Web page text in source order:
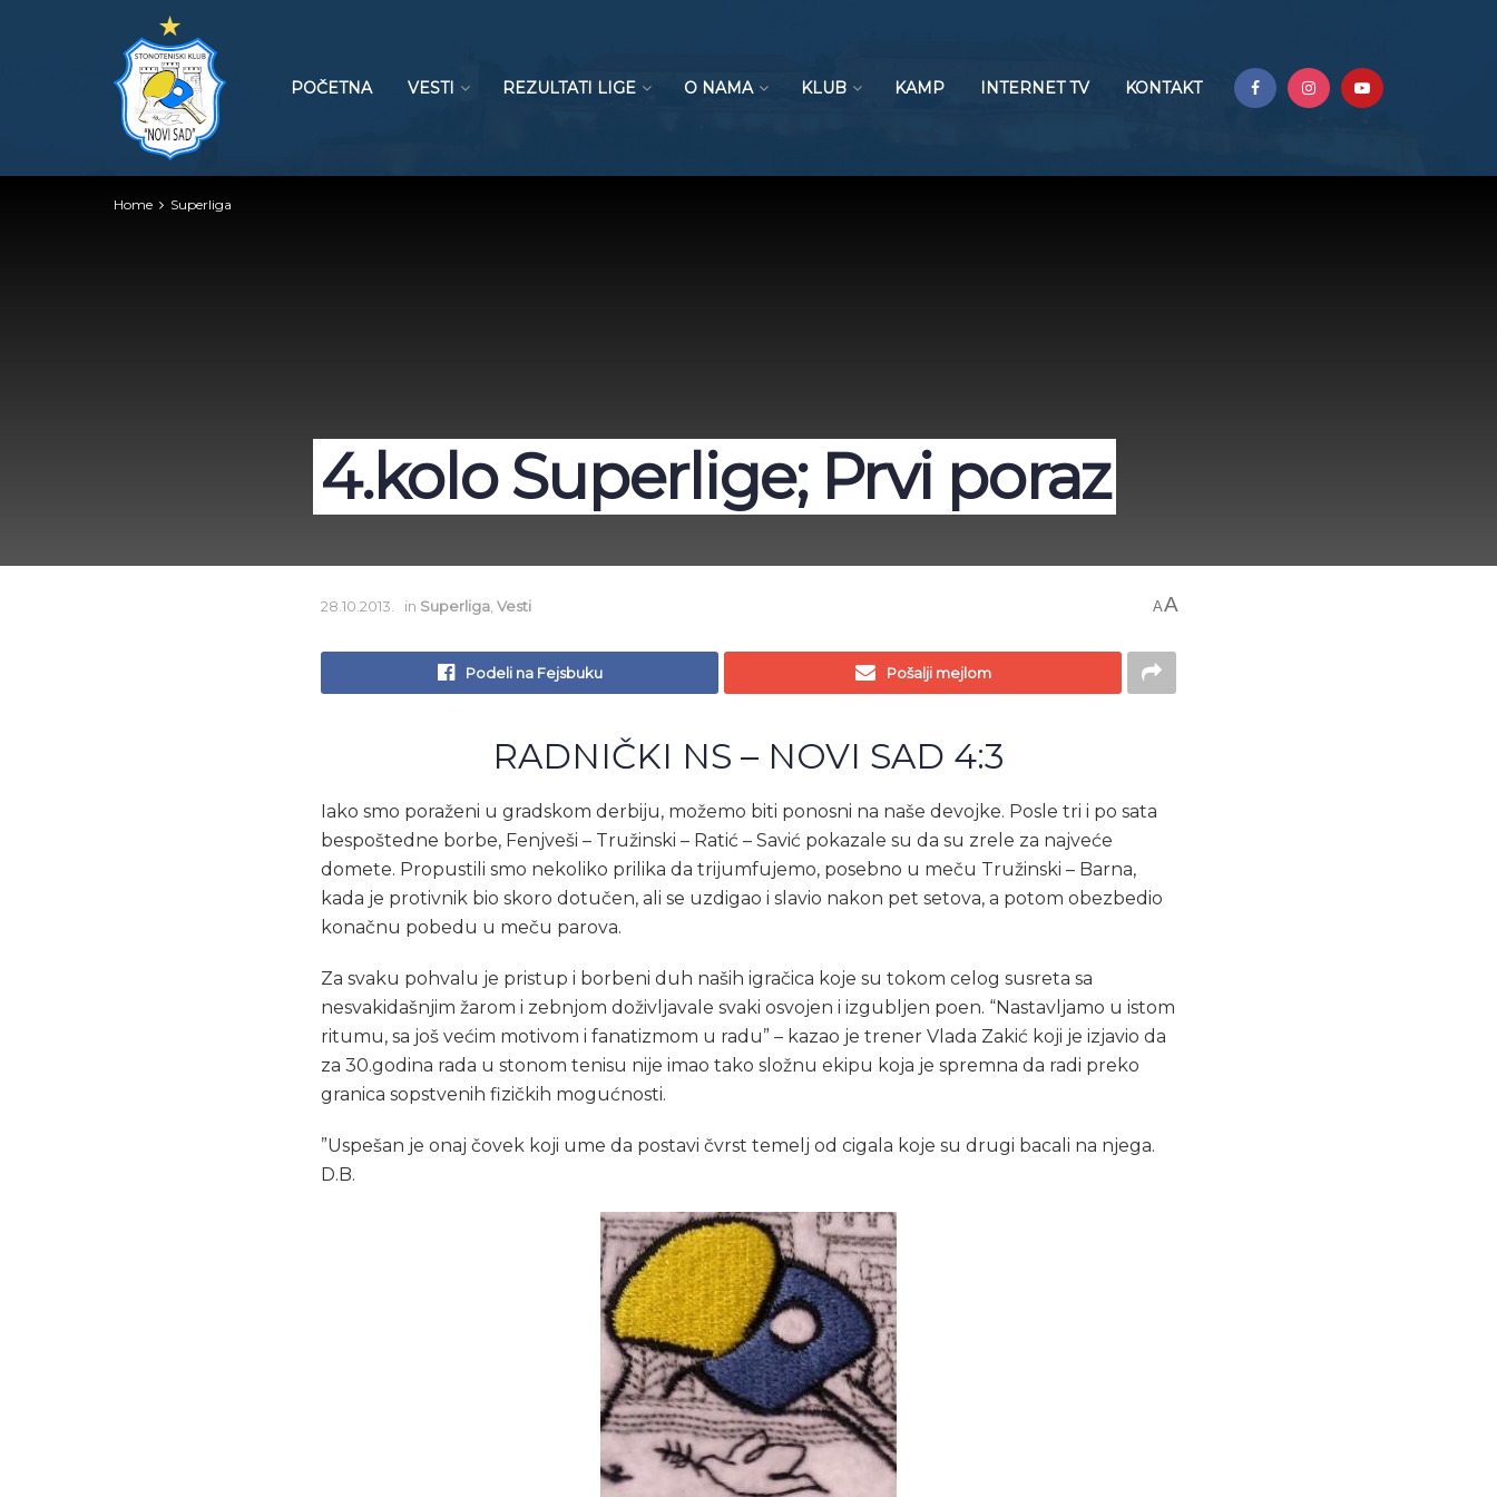
POČETNA VESTI REZULTATI LIGE O NAMA KLUB KAMP INTERNET TV KONTAKT
Home Superliga
4.kolo Superlige; Prvi poraz
28.10.2013. in Superliga Vesti AA
Podeli na Fejsbuku Pošalji mejlom
RADNIČKI NS – NOVI SAD 4:3
Iako smo poraženi u gradskom derbiju, možemo biti ponosni na naše devojke. Posle tri i po sata
bespoštedne borbe, Fenjveši – Tružinski – Ratić – Savić pokazale su da su zrele za najveće
domete. Propustili smo nekoliko prilika da trijumfujemo, posebno u meču Tružinski – Barna,
kada je protivnik bio skoro dotučen, ali se uzdigao i slavio nakon pet setova, a potom obezbedio
konačnu pobedu u meču parova.
Za svaku pohvalu je pristup i borbeni duh naših igračica koje su tokom celog susreta sa
nesvakidašnjim žarom i zebnjom doživljavale svaki osvojen i izgubljen poen. “Nastavljamo u istom
ritumu, sa još većim motivom i fanatizmom u radu” – kazao je trener Vlada Zakić koji je izjavio da
za 30.godina rada u stonom tenisu nije imao tako složnu ekipu koja je spremna da radi preko
granica sopstvenih fizičkih mogućnosti.
”Uspešan je onaj čovek koji ume da postavi čvrst temelj od cigala koje su drugi bacali na njega.
D.B.